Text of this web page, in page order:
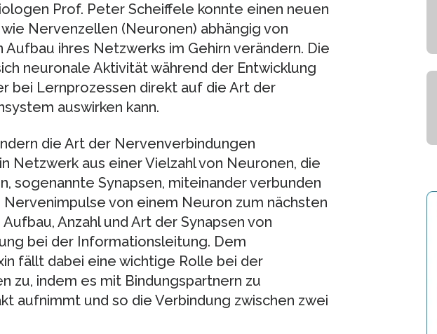
Prof. Peter Scheiffele konnte einen neuen
Nervenzellen (Neuronen) abhängig von
Aufbau ihres Netzwerks im Gehirn verändern. Die
neuronale Aktivität während der Entwicklung
bei Lernprozessen direkt auf die Art der
auswirken kann.
die Art der Nervenverbindungen
Netzwerk aus einer Vielzahl von Neuronen, die
sogenannte Synapsen, miteinander verbunden
Nervenimpulse von einem Neuron zum nächsten
Anzahl und Art der Synapsen von
bei der Informationsleitung. Dem
fällt dabei eine wichtige Rolle bei der
zu, indem es mit Bindungspartnern zu
aufnimmt und so die Verbindung zwischen zwei